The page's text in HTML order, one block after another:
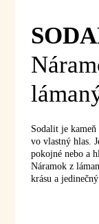
Sodalit je
vo vlastný hlas.
pokojné nebo a
Náramok z
krásu a